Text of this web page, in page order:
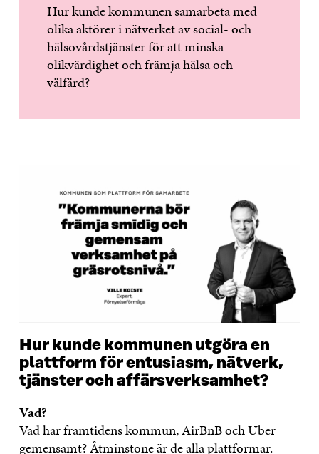
Hur kunde kommunen samarbeta med
olika aktörer i nätverket av social- och
hälsovårdstjänster för att minska
olikvärdighet och främja hälsa och
välfärd?
Hur kunde kommunen utgöra en
plattform för entusiasm, nätverk,
tjänster och affärsverksamhet?
Vad?
Vad har framtidens kommun, AirBnB och Uber
gemensamt? Åtminstone är de alla plattformar.